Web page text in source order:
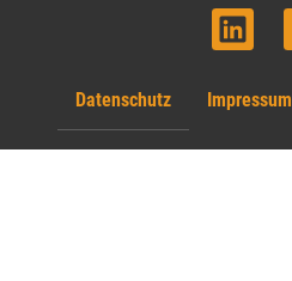
Datenschutz Impressum